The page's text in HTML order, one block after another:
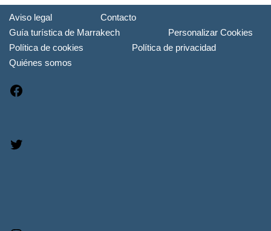
Aviso legal
Contacto
Guía turística de Marrakech
Personalizar Cookies
Política de cookies
Política de privacidad
Quiénes somos